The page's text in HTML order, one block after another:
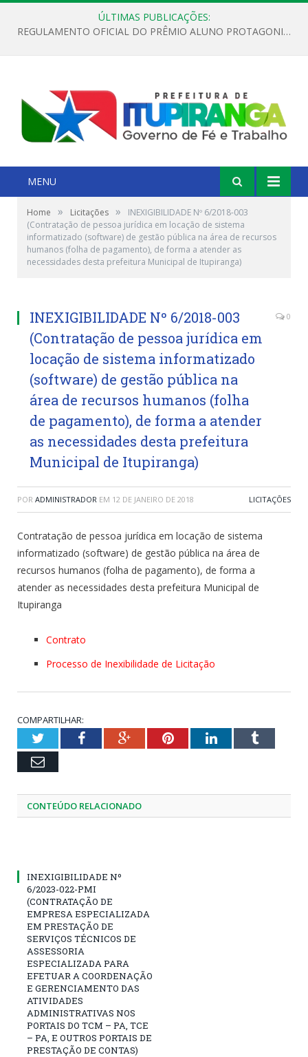
ÚLTIMAS PUBLICAÇÕES:
REGULAMENTO OFICIAL DO PRÊMIO ALUNO PROTAGONISTA – EDIÇÃO 2026
MENU
Home » Licitações »
INEXIGIBILIDADE Nº 6/2018-003
(Contratação de pessoa jurídica em locação de sistema
informatizado (software) de gestão pública na área de recursos
humanos (folha de pagamento), de forma a atender as
necessidades desta prefeitura Municipal de Itupiranga)
INEXIGIBILIDADE Nº 6/2018-003
(Contratação de pessoa jurídica em
locação de sistema informatizado
(software) de gestão pública na
área de recursos humanos (folha
de pagamento), de forma a atender
as necessidades desta prefeitura
Municipal de Itupiranga)
0
POR ADMINISTRADOR EM 12 DE JANEIRO DE 2018 LICITAÇÕES
Contratação de pessoa jurídica em locação de sistema
informatizado (software) de gestão pública na área de
recursos humanos (folha de pagamento), de forma a
atender as necessidades desta prefeitura Municipal de
Itupiranga
Contrato
Processo de Inexibilidade de Licitação
COMPARTILHAR:
TwitterFacebookGoogle+PinterestLinkedInTumblr
Email
CONTEÚDO RELACIONADO
INEXIGIBILIDADE Nº
6/2023-022-PMI
(CONTRATAÇÃO DE
EMPRESA ESPECIALIZADA
EM PRESTAÇÃO DE
SERVIÇOS TÉCNICOS DE
ASSESSORIA
ESPECIALIZADA PARA
EFETUAR A COORDENAÇÃO
E GERENCIAMENTO DAS
ATIVIDADES
ADMINISTRATIVAS NOS
PORTAIS DO TCM – PA, TCE
– PA, E OUTROS PORTAIS DE
PRESTAÇÃO DE CONTAS)